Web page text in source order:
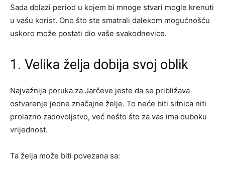
Sada dolazi period u kojem bi mnoge stvari mogle krenuti
u vašu korist. Ono što ste smatrali dalekom mogućnošću
uskoro može postati dio vaše svakodnevice.
1. Velika želja dobija svoj oblik
Najvažnija poruka za Jarčeve jeste da se približava
ostvarenje jedne značajne želje. To neće biti sitnica niti
prolazno zadovoljstvo, već nešto što za vas ima duboku
vrijednost.
Ta želja može biti povezana sa: